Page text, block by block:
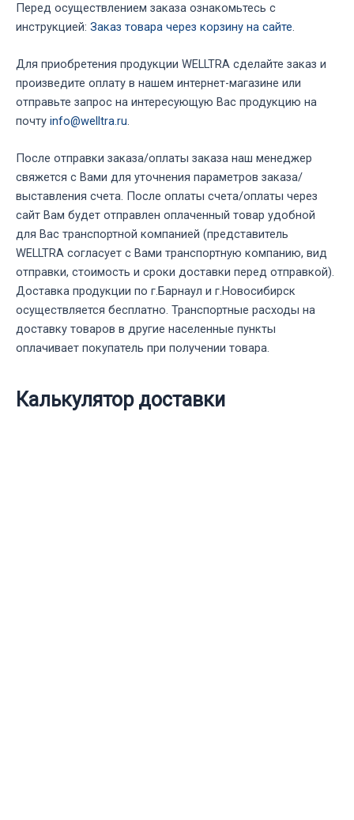
Перед осуществлением заказа ознакомьтесь с
инструкцией: Заказ товара через корзину на сайте.
Для приобретения продукции WELLTRA сделайте заказ и
произведите оплату в нашем интернет-магазине или
отправьте запрос на интересующую Вас продукцию на
почту info@welltra.ru.
После отправки заказа/оплаты заказа наш менеджер
свяжется с Вами для уточнения параметров заказа/
выставления счета. После оплаты счета/оплаты через
сайт Вам будет отправлен оплаченный товар удобной
для Вас транспортной компанией (представитель
WELLTRA согласует с Вами транспортную компанию, вид
отправки, стоимость и сроки доставки перед отправкой).
Доставка продукции по г.Барнаул и г.Новосибирск
осуществляется бесплатно. Транспортные расходы на
доставку товаров в другие населенные пункты
оплачивает покупатель при получении товара.
Калькулятор доставки